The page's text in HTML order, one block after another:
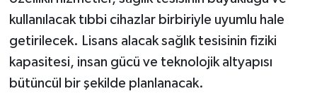
kullanılacak tıbbi cihazlar birbiriyle uyumlu hale
getirilecek. Lisans alacak sağlık tesisinin fiziki
kapasitesi, insan gücü ve teknolojik altyapısı
bütüncül bir şekilde planlanacak.